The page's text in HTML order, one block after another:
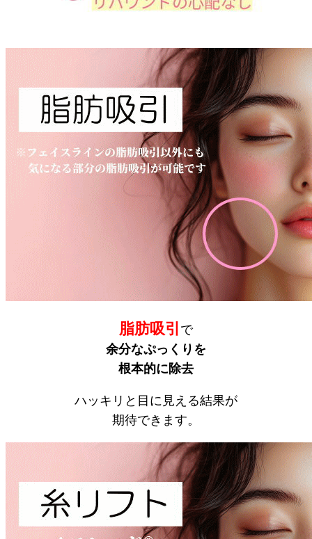
脂肪吸引 で
余分なぷっくりを
根本的に除去
ハッキリと目に見える結果が
期待できます。